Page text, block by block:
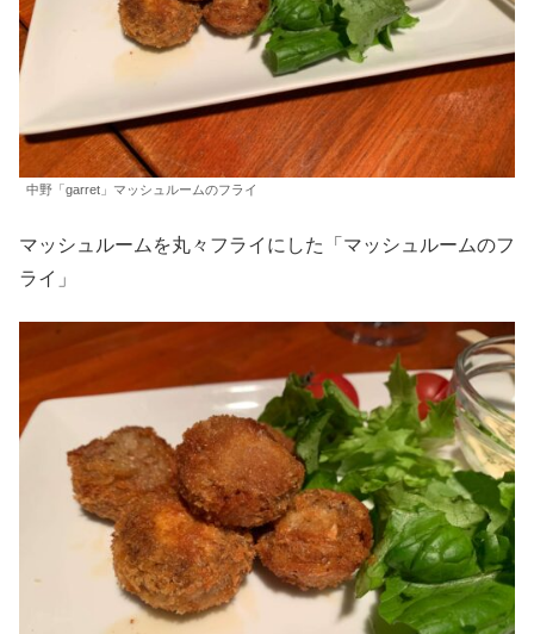
中野「garret」マッシュルームのフライ
マッシュルームを丸々フライにした「マッシュルームのフ
ライ」